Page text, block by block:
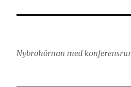
Nybrohörnan med